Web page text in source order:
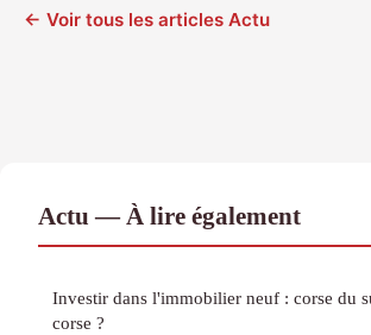
← Voir tous les articles Actu
Actu — À lire également
Investir dans l'immobilier neuf : corse du
corse ?